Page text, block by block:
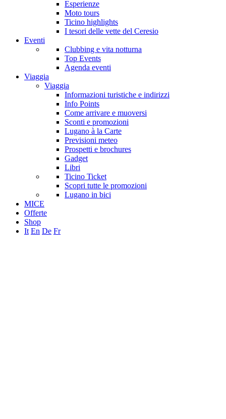
Esperienze
Moto tours
Ticino highlights
I tesori delle vette del Ceresio
Eventi
Clubbing e vita notturna
Top Events
Agenda eventi
Viaggia
Viaggia
Informazioni turistiche e indirizzi
Info Points
Come arrivare e muoversi
Sconti e promozioni
Lugano à la Carte
Previsioni meteo
Prospetti e brochures
Gadget
Libri
Ticino Ticket
Scopri tutte le promozioni
Lugano in bici
MICE
Offerte
Shop
It En De Fr